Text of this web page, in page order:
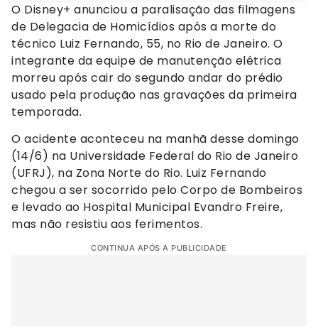
O Disney+ anunciou a paralisação das filmagens
de Delegacia de Homicídios após a morte do
técnico Luiz Fernando, 55, no Rio de Janeiro. O
integrante da equipe de manutenção elétrica
morreu após cair do segundo andar do prédio
usado pela produção nas gravações da primeira
temporada.
O acidente aconteceu na manhã desse domingo
(14/6) na Universidade Federal do Rio de Janeiro
(UFRJ), na Zona Norte do Rio. Luiz Fernando
chegou a ser socorrido pelo Corpo de Bombeiros
e levado ao Hospital Municipal Evandro Freire,
mas não resistiu aos ferimentos.
CONTINUA APÓS A PUBLICIDADE